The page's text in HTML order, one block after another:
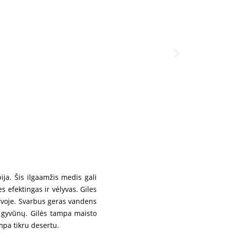
Šis ilgaamžis medis gali
efektingas ir vėlyvas. Giles
Svarbus geras vandens
Gilės tampa maisto
tikru desertu.